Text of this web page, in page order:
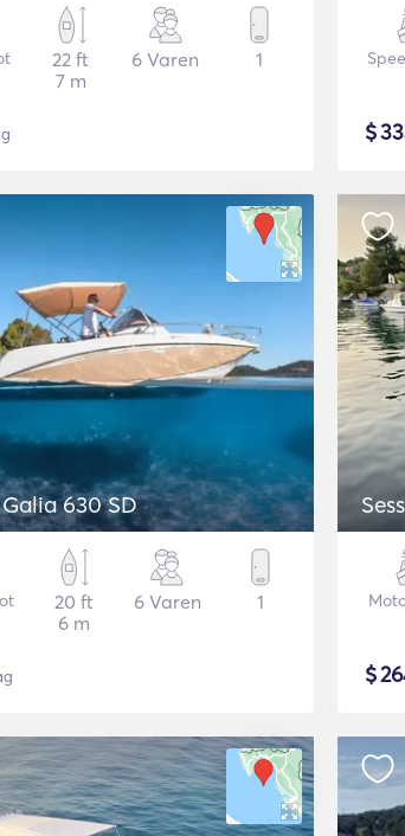
22 ft
7 m
6 Varen 1
$
630 SD
20 ft
6 m
6 Varen 1
$